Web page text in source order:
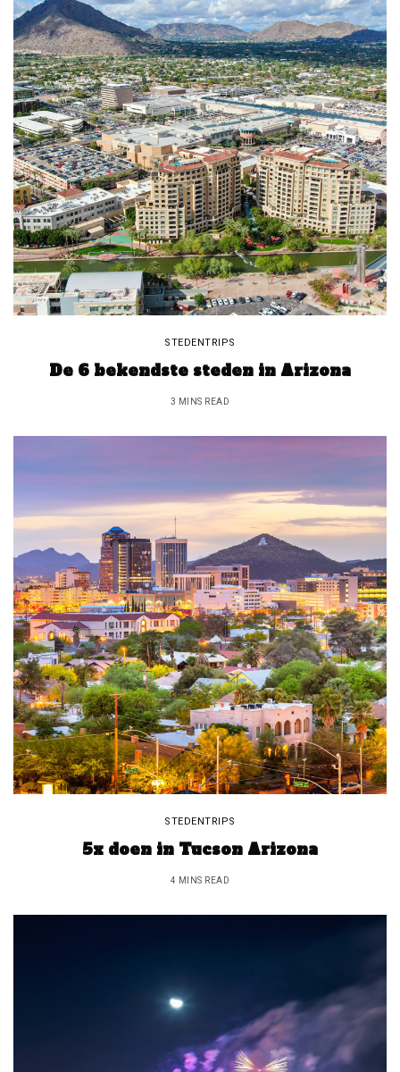
STEDENTRIPS
De 6 bekendste steden in Arizona
3 MINS READ
STEDENTRIPS
5x doen in Tucson Arizona
4 MINS READ